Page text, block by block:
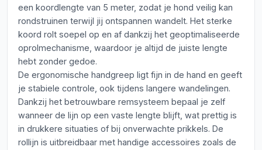
een koordlengte van 5 meter, zodat je hond veilig kan
rondstruinen terwijl jij ontspannen wandelt. Het sterke
koord rolt soepel op en af dankzij het geoptimaliseerde
oprolmechanisme, waardoor je altijd de juiste lengte
hebt zonder gedoe.
De ergonomische handgreep ligt fijn in de hand en geeft
je stabiele controle, ook tijdens langere wandelingen.
Dankzij het betrouwbare remsysteem bepaal je zelf
wanneer de lijn op een vaste lengte blijft, wat prettig is
in drukkere situaties of bij onverwachte prikkels. De
rollijn is uitbreidbaar met handige accessoires zoals de